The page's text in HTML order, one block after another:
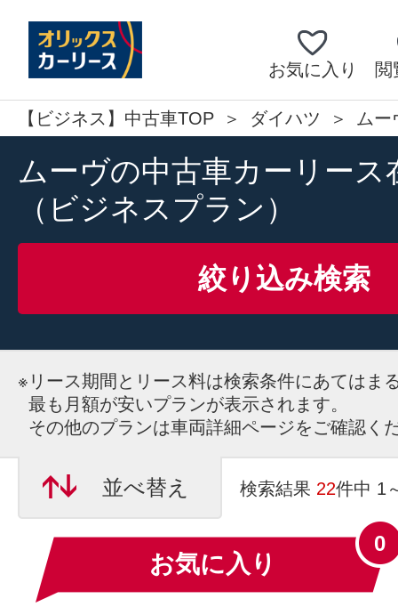
お気に入り 閲
【ビジネス】中古車TOP ダイハツ ムー
ムーヴの中古車カーリース
（ビジネスプラン）
絞り込み検索
※ リース期間とリース料は検索条件にあてはま
最も月額が安いプランが表示されます。
その他のプランは車両詳細ページをご確認く
並べ替え 検索結果 22件中 1
お気に入り
0